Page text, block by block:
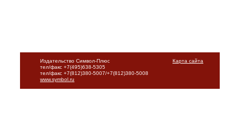
Карта сайта
Издательство Символ-Плюс
тел/факс +7(495)638-5305
тел/факс +7(812)380-5007/+7(812)380-5008
www.symbol.ru